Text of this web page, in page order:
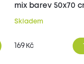
mix barev 50x70
Skladem
169 Kč